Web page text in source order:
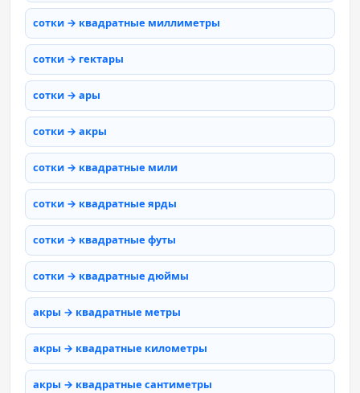
сотки → квадратные миллиметры
сотки → гектары
сотки → ары
сотки → акры
сотки → квадратные мили
сотки → квадратные ярды
сотки → квадратные футы
сотки → квадратные дюймы
акры → квадратные метры
акры → квадратные километры
акры → квадратные сантиметры